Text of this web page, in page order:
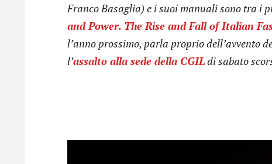
Franco Basaglia) e i suoi manuali sono tra i
and Power. The Rise and Fall of Italian
l’anno prossimo, parla proprio dell’avvento
l’assalto alla sede della CGILdi sabato